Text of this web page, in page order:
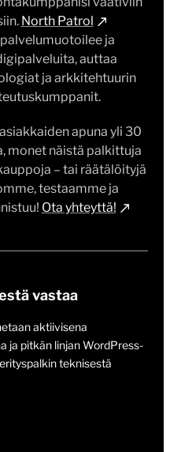
North Patrol
ja
auttaa
ja arkkitehtuurin
apuna yli 30
monet näistä palkittuja
– tai räätälöityjä
testaamme ja
Ota yhteyttä!
vastaa
aktiivisena
ja pitkän linjan WordPress-
teknisestä